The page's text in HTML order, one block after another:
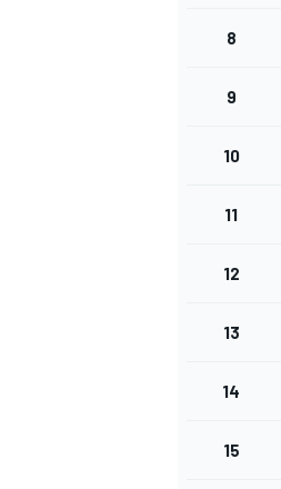
MONOPOSTO
8
9
10
11
12
13
14
15